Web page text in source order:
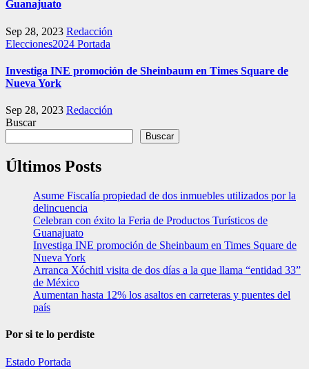
Guanajuato
Sep 28, 2023 Redacción
Elecciones2024 Portada
Investiga INE promoción de Sheinbaum en Times Square de
Nueva York
Sep 28, 2023 Redacción
Buscar
Buscar
Últimos Posts
Asume Fiscalía propiedad de dos inmuebles utilizados por la
delincuencia
Celebran con éxito la Feria de Productos Turísticos de
Guanajuato
Investiga INE promoción de Sheinbaum en Times Square de
Nueva York
Arranca Xóchitl visita de dos días a la que llama “entidad 33”
de México
Aumentan hasta 12% los asaltos en carreteras y puentes del
país
Por si te lo perdiste
Estado Portada